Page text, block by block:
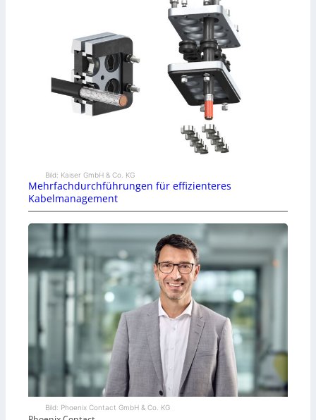
Bild: Kaiser GmbH & Co. KG
Mehrfachdurchführungen für effizienteres
Kabelmanagement
Bild: Phoenix Contact GmbH & Co. KG